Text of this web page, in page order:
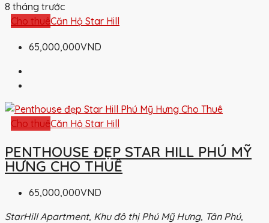
8 tháng trước
Cho thuêCăn Hộ Star Hill
65,000,000VND
Cho thuêCăn Hộ Star Hill
PENTHOUSE ĐẸP STAR HILL PHÚ MỸ
HƯNG CHO THUÊ
65,000,000VND
StarHill Apartment, Khu đô thị Phú Mỹ Hưng, Tân Phú,